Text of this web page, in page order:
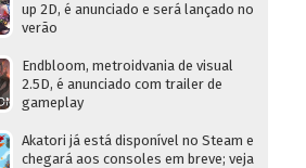
up 2D, é anunciado e será lançado no
verão
Endbloom, metroidvania de visual
2.5D, é anunciado com trailer de
gameplay
Akatori já está disponível no Steam e
chegará aos consoles em breve; veja